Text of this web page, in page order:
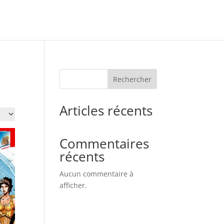
Rechercher
Articles récents
Commentaires
récents
Aucun commentaire à
afficher.